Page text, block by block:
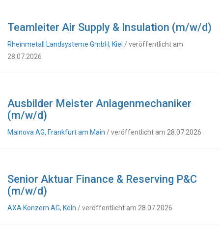
Teamleiter Air Supply & Insulation (m/w/d)
Rheinmetall Landsysteme GmbH, Kiel / veröffentlicht am
28.07.2026
Ausbilder Meister Anlagenmechaniker
(m/w/d)
Mainova AG, Frankfurt am Main / veröffentlicht am 28.07.2026
Senior Aktuar Finance & Reserving P&C
(m/w/d)
AXA Konzern AG, Köln / veröffentlicht am 28.07.2026